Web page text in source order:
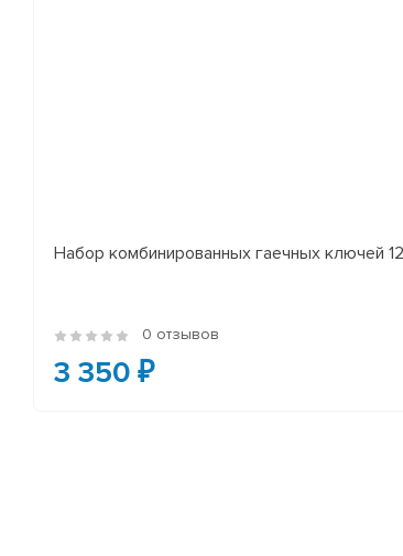
Набор комбинированных гаечных ключей
0 отзывов
3 350 ₽